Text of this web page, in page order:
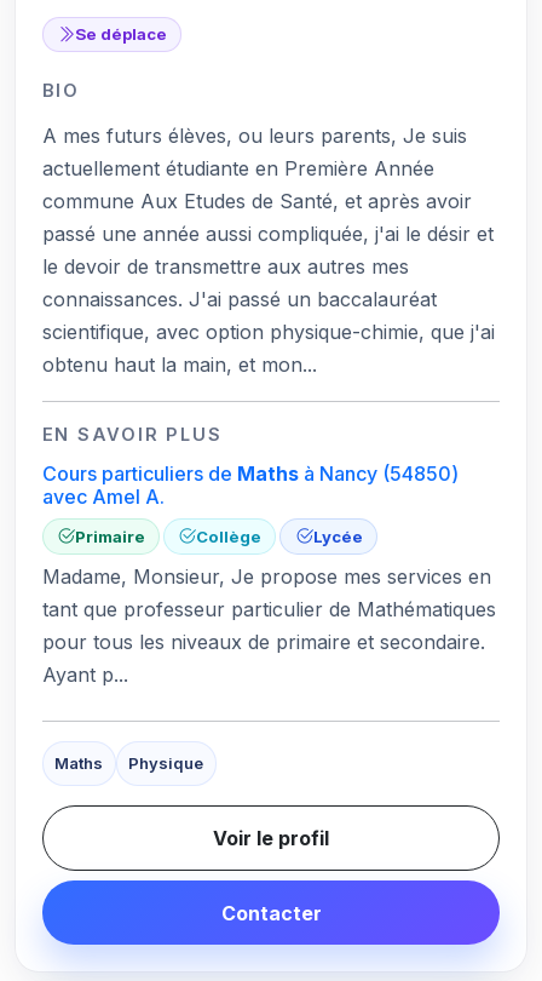
Se déplace
BIO
A mes futurs élèves, ou leurs parents, Je suis
actuellement étudiante en Première Année
commune Aux Etudes de Santé, et après avoir
passé une année aussi compliquée, j'ai le désir et
le devoir de transmettre aux autres mes
connaissances. J'ai passé un baccalauréat
scientifique, avec option physique-chimie, que j'ai
obtenu haut la main, et mon...
EN SAVOIR PLUS
Cours particuliers de Mathsà Nancy (54850)
avec Amel A.
Primaire Collège Lycée
Madame, Monsieur, Je propose mes services en
tant que professeur particulier de Mathématiques
pour tous les niveaux de primaire et secondaire.
Ayant p...
Maths Physique
Voir le profil
Contacter